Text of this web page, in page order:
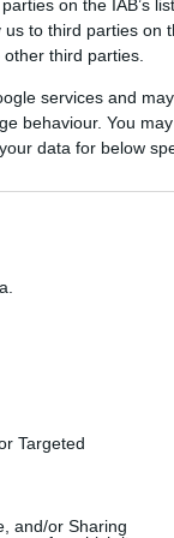
on the IAB’s
to third parties on
third parties.
services and
behaviour. You
data for below
Targeted
and/or Sharing
értük a
Kifogás
adatvédelmi